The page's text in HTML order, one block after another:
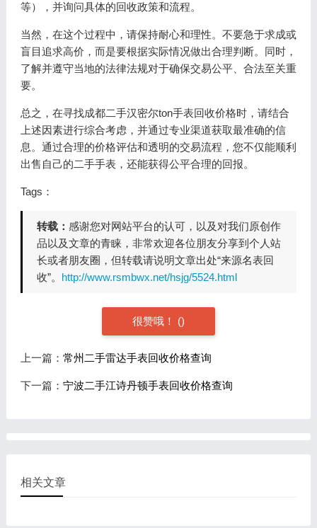
等），并询问具体的回收政策和流程。
当然，在这个过程中，请保持耐心和理性。不要急于求成或
盲目追求高价，而是要根据实际情况做出合理判断。同时，
了解并遵守当地的法律法规对于确保交易公平、合法至关重
要。
总之，在寻找成都二手汉密尔ton手表回收价格时，请结合
上述因素进行综合考虑，并通过专业渠道获取最准确的信
息。通过合理的价格评估和透明的交易流程，您不仅能顺利
出售自己的二手手表，还能获得公平合理的回报。
Tags：
转载： 感谢您对网站平台的认可，以及对我们原创作
品以及文章的青睐，非常欢迎各位朋友分享到个人站
长或者朋友圈，但转载请说明文章出处“来源名表回
收”。 http://www.rsmbwx.net/hsjg/5524.html
很赞哦！ ()
上一篇： 常州二手雷达手表回收价格查询
下一篇： 宁波二手江诗丹顿手表回收价格查询
相关文章